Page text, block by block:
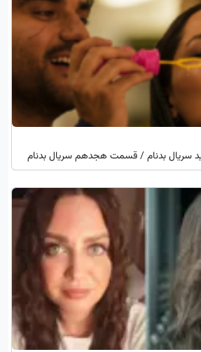
سریال بدنام / قسمت هجدهم سریال بدنام